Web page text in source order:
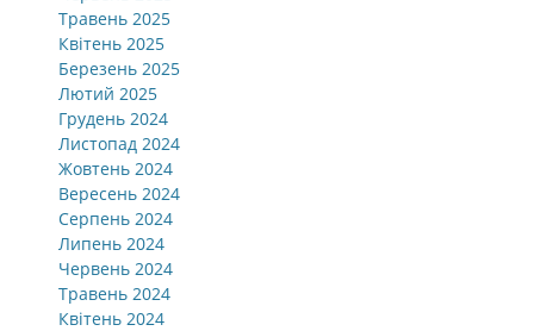
Травень 2025
Квітень 2025
Березень 2025
Лютий 2025
Грудень 2024
Листопад 2024
Жовтень 2024
Вересень 2024
Серпень 2024
Липень 2024
Червень 2024
Травень 2024
Квітень 2024